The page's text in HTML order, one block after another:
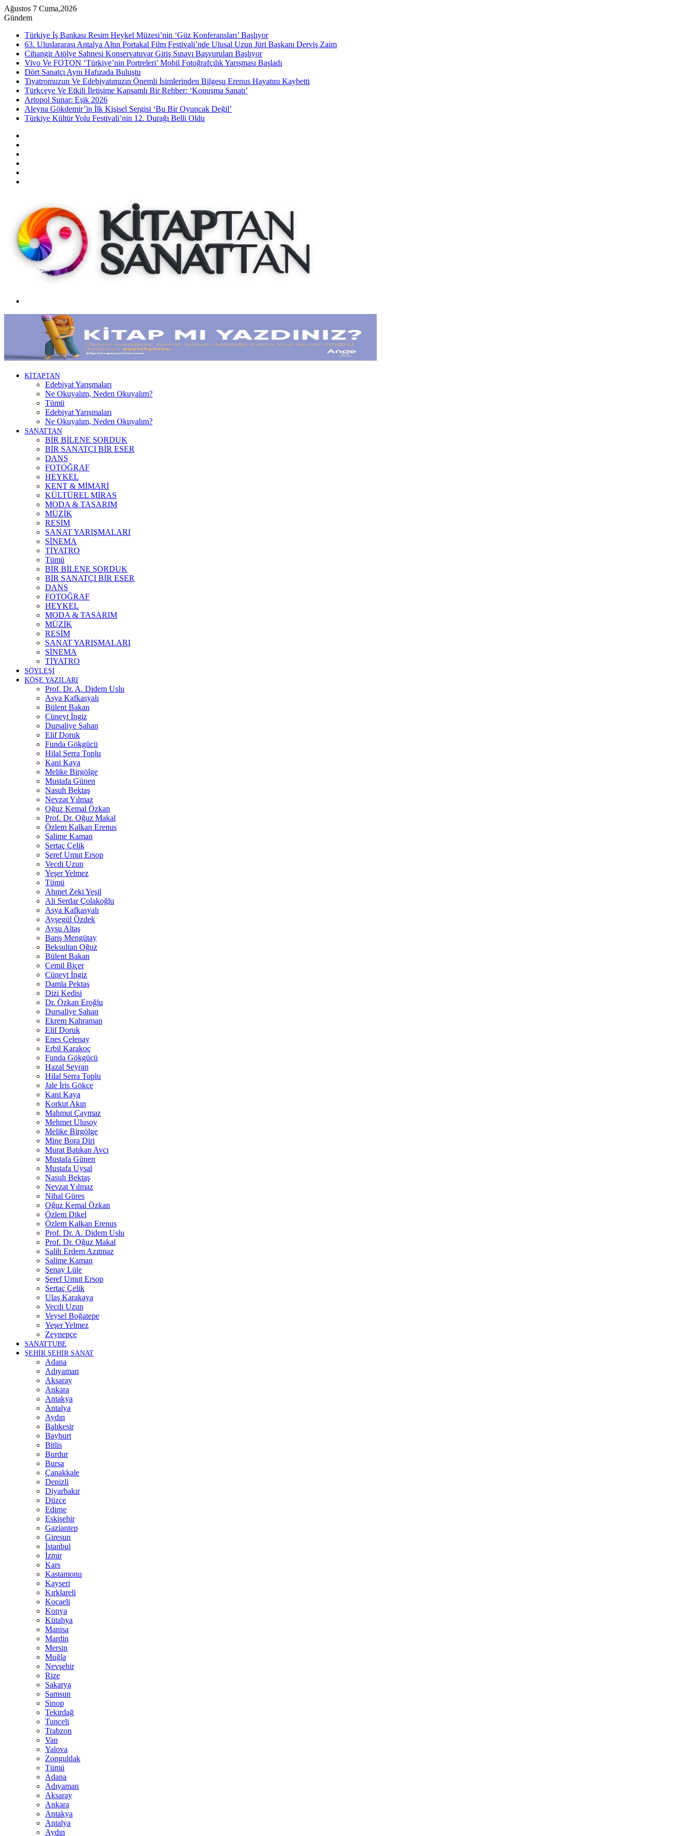
Ağustos 7 Cuma,2026
Gündem
Türkiye İş Bankası Resim Heykel Müzesi’nin ‘Güz Konferansları’ Başlıyor
63. Uluslararası Antalya Altın Portakal Film Festivali’nde Ulusal Uzun Jüri Başkanı Derviş Zaim
Cihangir Atölye Sahnesi Konservatuvar Giriş Sınavı Başvuruları Başlıyor
Vivo Ve FOTON ‘Türkiye’nin Portreleri’ Mobil Fotoğrafçılık Yarışması Başladı
Dört Sanatçı Aynı Hafızada Buluştu
Tiyatromuzun Ve Edebiyatımızın Önemli İsimlerinden Bilgesu Erenus Hayatını Kaybetti
Türkçeye Ve Etkili İletişime Kapsamlı Bir Rehber: ‘Konuşma Sanatı’
Artopol Sunar: Eşik 2026
Aleyna Gökdemir’in İlk Kişisel Sergisi ‘Bu Bir Oyuncak Değil’
Türkiye Kültür Yolu Festivali’nin 12. Durağı Belli Oldu
KİTAPTAN
Edebiyat Yarışmaları
Ne Okuyalım, Neden Okuyalım?
Tümü
Edebiyat Yarışmaları
Ne Okuyalım, Neden Okuyalım?
SANATTAN
BİR BİLENE SORDUK
BİR SANATÇI BİR ESER
DANS
FOTOĞRAF
HEYKEL
KENT & MİMARİ
KÜLTÜREL MİRAS
MODA & TASARIM
MÜZİK
RESİM
SANAT YARIŞMALARI
SİNEMA
TİYATRO
Tümü
BİR BİLENE SORDUK
BİR SANATÇI BİR ESER
DANS
FOTOĞRAF
HEYKEL
MODA & TASARIM
MÜZİK
RESİM
SANAT YARIŞMALARI
SİNEMA
TİYATRO
SÖYLEŞİ
KÖŞE YAZILARI
Prof. Dr. A. Didem Uslu
Asya Kafkasyalı
Bülent Bakan
Cüneyt İngiz
Dursaliye Şahan
Elif Doruk
Funda Gökgücü
Hilal Serra Toplu
Kani Kaya
Melike Birgölge
Mustafa Günen
Nasuh Bektaş
Nevzat Yılmaz
Oğuz Kemal Özkan
Prof. Dr. Oğuz Makal
Özlem Kalkan Erenus
Salime Kaman
Sertaç Çelik
Şeref Umut Ersop
Vecdi Uzun
Yeşer Yelmez
Tümü
Ahmet Zeki Yeşil
Ali Serdar Çolakoğlu
Asya Kafkasyalı
Ayşegül Özdek
Aysu Altaş
Barış Mengütay
Beksultan Oğuz
Bülent Bakan
Cemil Biçer
Cüneyt İngiz
Damla Pektaş
Dizi Kedisi
Dr. Özkan Eroğlu
Dursaliye Şahan
Ekrem Kahraman
Elif Doruk
Enes Çelenay
Erbil Karakoç
Funda Gökgücü
Hazal Seyran
Hilal Serra Toplu
Jale İris Gökçe
Kani Kaya
Korkut Akın
Mahmut Çaymaz
Mehmet Ulusoy
Melike Birgölge
Mine Bora Diri
Murat Batıkan Avcı
Mustafa Günen
Mustafa Uysal
Nasuh Bektaş
Nevzat Yılmaz
Nihal Güres
Oğuz Kemal Özkan
Özlem Dikel
Özlem Kalkan Erenus
Prof. Dr. A. Didem Uslu
Prof. Dr. Oğuz Makal
Salih Erdem Azıtmaz
Salime Kaman
Şenay Lüle
Şeref Umut Ersop
Sertaç Çelik
Ulaş Karakaya
Vecdi Uzun
Veysel Boğatepe
Yeşer Yelmez
Zeynepçe
SANATTUBE
ŞEHİR ŞEHİR SANAT
Adana
Adıyaman
Aksaray
Ankara
Antakya
Antalya
Aydın
Balıkesir
Bayburt
Bitlis
Burdur
Bursa
Çanakkale
Denizli
Diyarbakır
Düzce
Edirne
Eskişehir
Gaziantep
Giresun
İstanbul
İzmir
Kars
Kastamonu
Kayseri
Kırklareli
Kocaeli
Konya
Kütahya
Manisa
Mardin
Mersin
Muğla
Nevşehir
Rize
Sakarya
Samsun
Sinop
Tekirdağ
Tunceli
Trabzon
Van
Yalova
Zonguldak
Tümü
Adana
Adıyaman
Aksaray
Ankara
Antakya
Antalya
Aydın